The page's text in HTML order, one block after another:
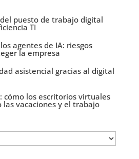
puesto de trabajo digital
TI
agentes de IA: riesgos
la empresa
asistencial gracias al digital
cómo los escritorios virtuales
vacaciones y el trabajo